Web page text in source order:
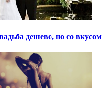
дешево, но со вкусом